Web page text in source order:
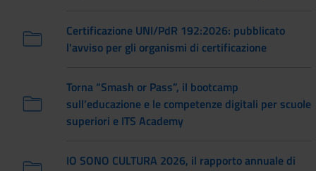
Certificazione UNI/PdR 192:2026: pubblicato
l'avviso per gli organismi di certificazione
Torna “Smash or Pass”, il bootcamp
sull’educazione e le competenze digitali per scuole
superiori e ITS Academy
IO SONO CULTURA 2026, il rapporto annuale di